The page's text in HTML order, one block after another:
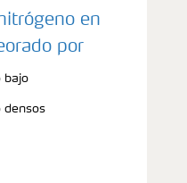
en
por
bajo
densos